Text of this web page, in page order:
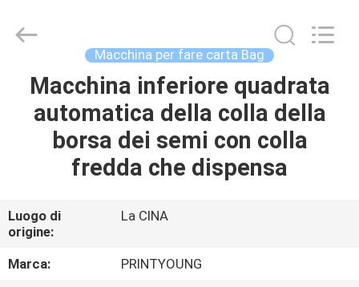
CASA
PRODOTTI
CIRCA
NOI
Printyoung
International
Macchina per fare carta Bag
Macchina inferiore quadrata
automatica della colla della
borsa dei semi con colla
fredda che dispensa
Luogo di
origine:
La CINA
Marca:
PRINTYOUNG